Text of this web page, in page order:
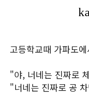
고등학교때 가파도
"야, 너네는 진짜로
"너네는 진짜로 공